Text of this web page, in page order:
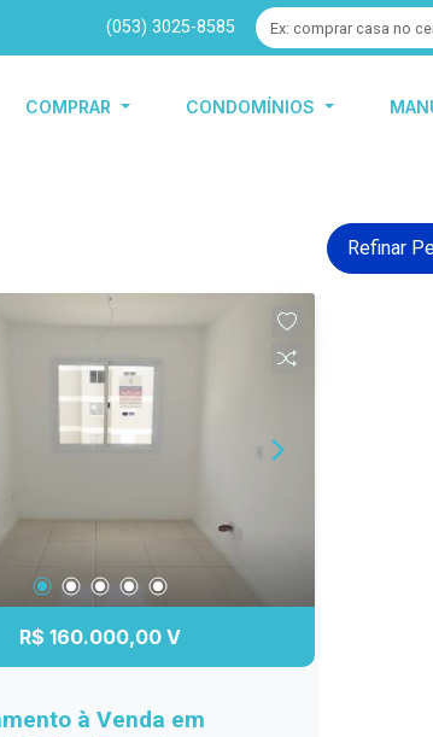
(053) 3025-8585
COMPRAR CONDOMÍNIOS
Refinar
R$ 160.000,00 V
à Venda em